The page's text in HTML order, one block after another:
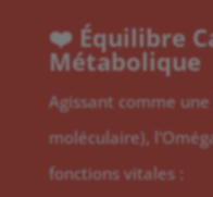
❤️ Équilibre
Métabolique
Agissant comme une
moléculaire),
fonctions vitales :